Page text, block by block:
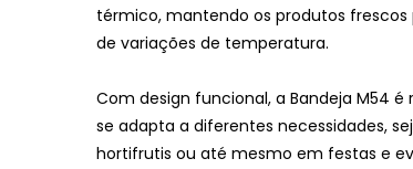
térmico, mantendo os produtos
de variações de temperatura.
Com design funcional, a Bandeja M54
se adapta a diferentes necessidades,
hortifrutis ou até mesmo em festas e